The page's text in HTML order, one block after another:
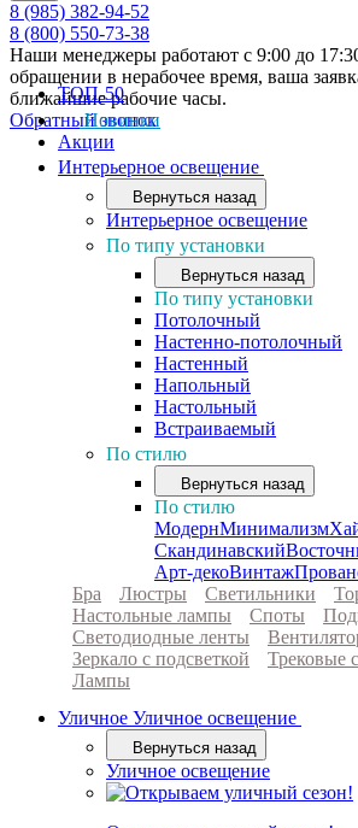
8 (985) 382-94-52
8 (800) 550-73-38
Наши менеджеры работают с 9:00 до
обращении в нерабочее время, ваша
ближайшие рабочие часы.
Обратный звонок
ТОП-50
Новинки
Акции
Интерьерное освещение
Вернуться назад
Интерьерное освещение
По типу установки
Вернуться назад
По типу установки
Потолочный
Настенно-потолочный
Настенный
Напольный
Настольный
Встраиваемый
По стилю
Вернуться назад
По стилю
МодернМинимализм
Скандинавский
Арт-декоВинтаж
Бра
Люстры Светильники
Настольные лампы
Споты
Светодиодные ленты
Зеркало с подсветкой
Трековые
Лампы
Уличное Уличное освещение
Вернуться назад
Уличное освещение